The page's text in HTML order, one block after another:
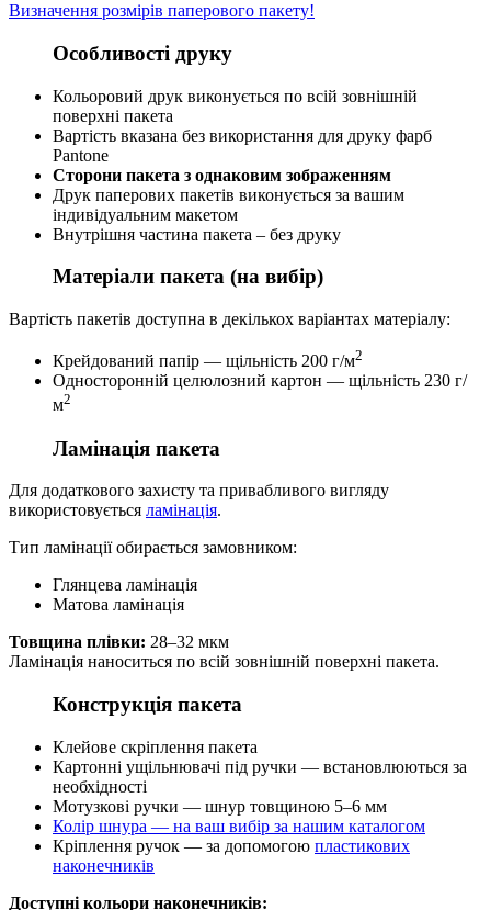
Визначення розмірів паперового пакету!
Особливості друку
Кольоровий друк виконується по всій зовнішній
поверхні пакета
Вартість вказана без використання для друку фарб
Pantone
Сторони пакета з однаковим зображенням
Друк паперових пакетів виконується за вашим
індивідуальним макетом
Внутрішня частина пакета – без друку
Матеріали пакета (на вибір)
Вартість пакетів доступна в декількох варіантах матеріалу:
Крейдований папір — щільність 200 г/м2
Односторонній целюлозний картон — щільність 230 г/
м2
Ламінація пакета
Для додаткового захисту та привабливого вигляду
використовується ламінація.
Тип ламінації обирається замовником:
Глянцева ламінація
Матова ламінація
Товщина плівки: 28–32 мкм
Ламінація наноситься по всій зовнішній поверхні пакета.
Конструкція пакета
Клейове скріплення пакета
Картонні ущільнювачі під ручки — встановлюються за
необхідності
Мотузкові ручки — шнур товщиною 5–6 мм
Колір шнура — на ваш вибір за нашим каталогом
Кріплення ручок — за допомогою пластикових
наконечників
Доступні кольори наконечників: